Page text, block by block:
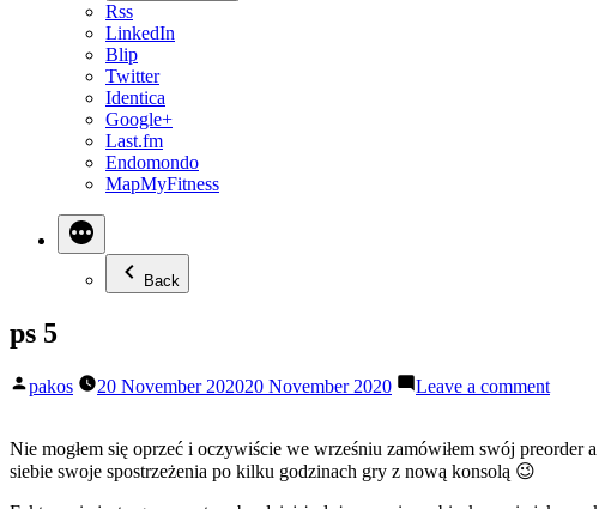
Rss
LinkedIn
Blip
Twitter
Identica
Google+
Last.fm
Endomondo
MapMyFitness
Back
ps 5
Posted
pakos 20 November 202020 November 2020 Leave a commenton
Nie mogłem się oprzeć i oczywiście we wrześniu zamówiłem swój preorder
siebie swoje spostrzeżenia po kilku godzinach gry z nową konsolą 😉